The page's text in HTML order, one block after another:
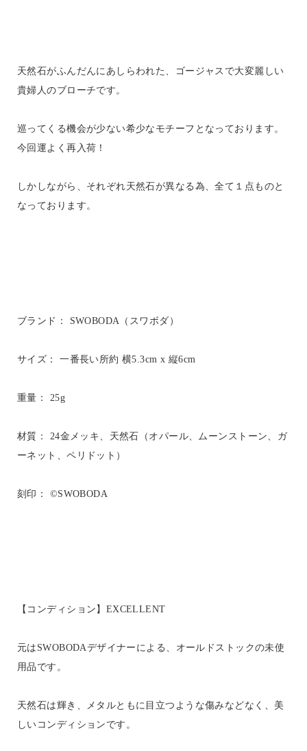
天然石がふんだんにあしらわれた、ゴージャスで大変麗しい
貴婦人のブローチです。
巡ってくる機会が少ない希少なモチーフとなっております。
今回運よく再入荷！
しかしながら、それぞれ天然石が異なる為、全て１点ものと
なっております。
ブランド： SWOBODA（スワボダ）
サイズ： 一番長い所約 横5.3cm x 縦6cm
重量： 25g
材質： 24金メッキ、天然石（オパール、ムーンストーン、ガ
ーネット、ペリドット）
刻印： ©SWOBODA
【コンディション】EXCELLENT
元はSWOBODAデザイナーによる、オールドストックの未使
用品です。
天然石は輝き、メタルともに目立つような傷みなどなく、美
しいコンディションです。